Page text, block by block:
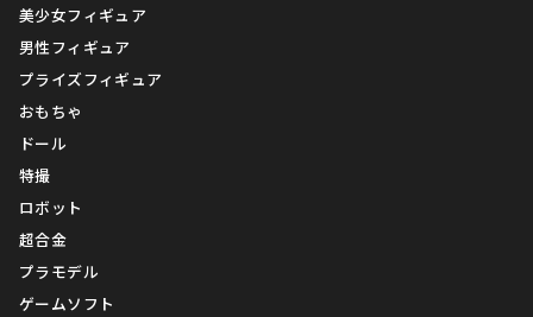
美少女フィギュア
男性フィギュア
プライズフィギュア
おもちゃ
ドール
特撮
ロボット
超合金
プラモデル
ゲームソフト